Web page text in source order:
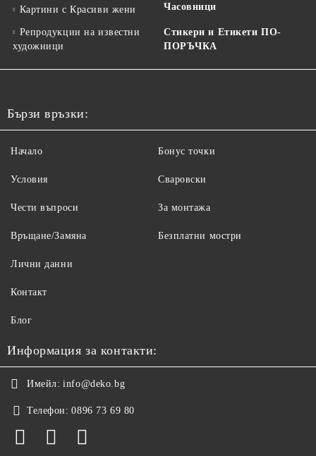
Картини с Красиви жени
Репродукции на известни
художници
Часовници
Стикери и Етикети ПО-
ПОРЪЧКА
Бързи връзки:
Начало
Условия
Чести въпроси
Връщане/Замяна
Бонус точки
Сваровски
За монтажа
Безплатни мостри
Лични данни
Контакт
Блог
Информация за контакти:
Имейл: info@deko.bg
Телефон: 0896 73 69 80